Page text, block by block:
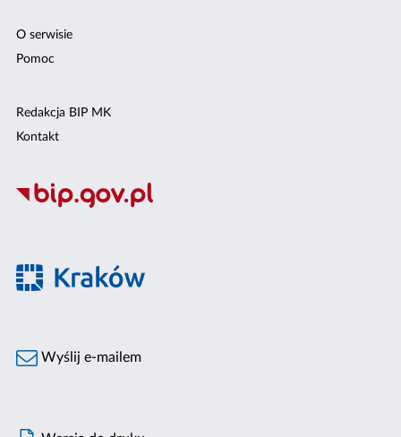
O serwisie
Pomoc
Redakcja BIP MK
Kontakt
Wyślij e-mailem